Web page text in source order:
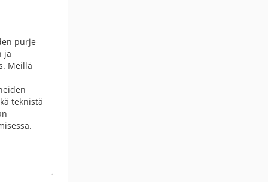
purje-
ja
Meillä
teknistä